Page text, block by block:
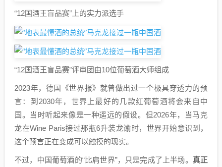
“12国酒王盲品赛”上的实力派选手
“12国酒王盲品赛”评审团由10位葡萄酒大师组成
2023年，德国《世界报》就曾做出过一个极具穿透力的预
言：到2030年，世界上最好的几款红葡萄酒将会来自中
国。当时听起来像是一种遥远的假设。但2026年，当马克
龙在Wine Paris接过那瓶6升装龙谕时，世界开始意识到，
这个预言正在变成可以触摸的现实。
不过，中国葡萄酒的“比肩世界”，只是完成了上半场。 真正